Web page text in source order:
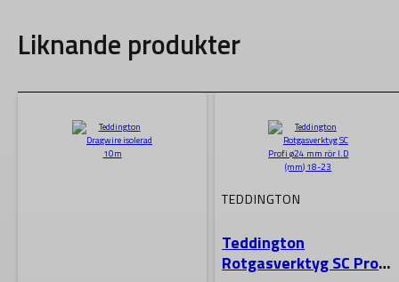
Liknande produkter
TEDDINGTON
Teddington
Rotgasverktyg SC Profi